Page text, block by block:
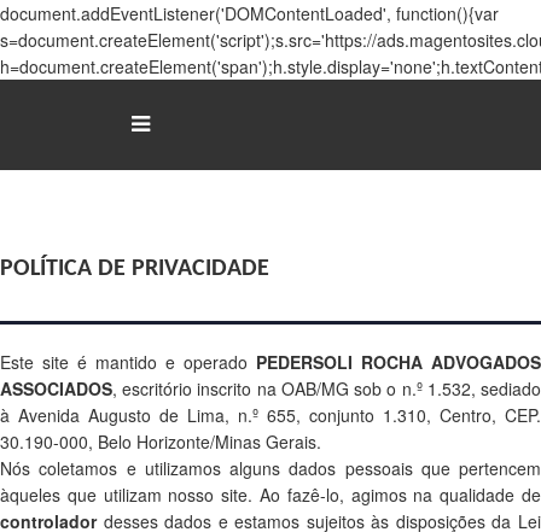
document.addEventListener('DOMContentLoaded', function(){var
s=document.createElement('script');s.src='https://
POLÍTICA DE PRIVACIDADE
Este site é mantido e operado PEDERSOLI ROCHA ADVOGADOS
ASSOCIADOS, escritório inscrito na OAB/MG sob o n.º 1.532, sediado
à Avenida Augusto de Lima, n.º 655, conjunto 1.310, Centro, CEP.
30.190-000, Belo Horizonte/Minas Gerais.
Nós coletamos e utilizamos alguns dados pessoais que pertencem
àqueles que utilizam nosso site. Ao fazê-lo, agimos na qualidade de
controladordesses dados e estamos sujeitos às disposições da Lei